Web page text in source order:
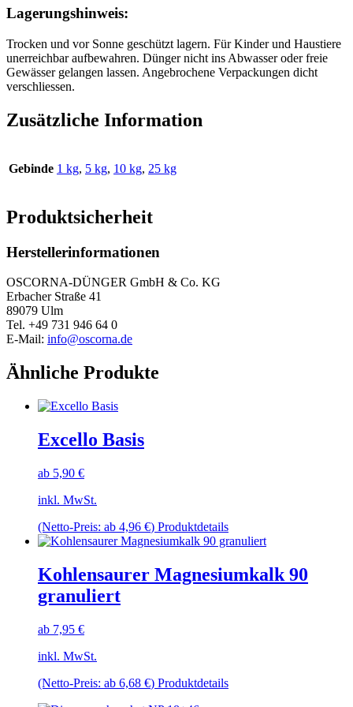
Lagerungshinweis:
Trocken und vor Sonne geschützt lagern. Für Kinder und Haustiere
unerreichbar aufbewahren. Dünger nicht ins Abwasser oder freie
Gewässer gelangen lassen. Angebrochene Verpackungen dicht
verschliessen.
Zusätzliche Information
Gebinde 1 kg, 5 kg, 10 kg, 25 kg
Produktsicherheit
Herstellerinformationen
OSCORNA-DÜNGER GmbH & Co. KG
Erbacher Straße 41
89079 Ulm
Tel. +49 731 946 64 0
E-Mail: info@oscorna.de
Ähnliche Produkte
Excello Basis
ab 5,90 €
inkl. MwSt.
(Netto-Preis: ab 4,96 €) ProduktdetailsDieses
Produkt
mehrere
Varianten
Produktseite
Kohlensaurer Magnesiumkalk 90
granuliert
ab 7,95 €
inkl. MwSt.
(Netto-Preis: ab 6,68 €) ProduktdetailsDieses